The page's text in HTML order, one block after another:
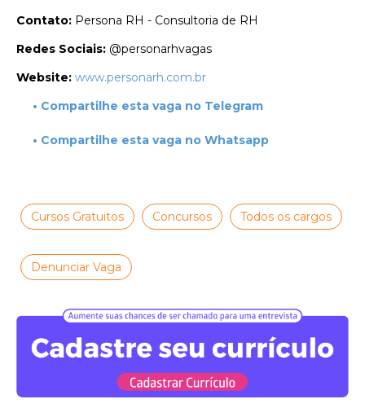
Contato: Persona RH - Consultoria de RH
Redes Sociais: @personarhvagas
Website: www.personarh.com.br
• Compartilhe esta vaga no Telegram
• Compartilhe esta vaga no Whatsapp
Cursos Gratuitos Concursos Todos os cargos
Denunciar Vaga